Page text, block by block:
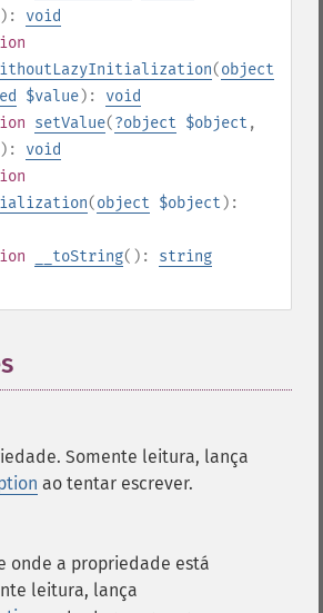
): void
(object
$value): void
setValue(?object $object ,
): void
(object $object ):
__toString(): string
Somente leitura, lança
ao tentar escrever.
onde a propriedade está
leitura, lança